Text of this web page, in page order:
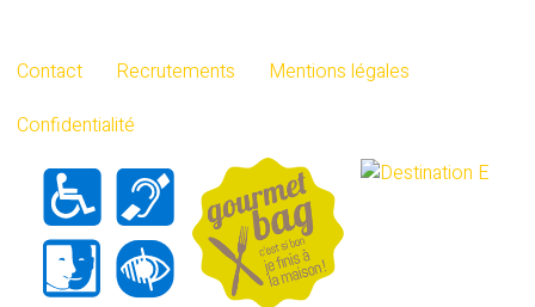
Contact Recrutements
Mentions légales
Confidentialité